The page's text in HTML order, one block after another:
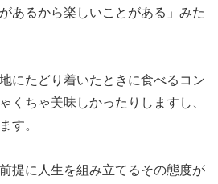
あるから楽しいことがある」みた
にたどり着いたときに食べるコン
くちゃ美味しかったりしますし、
す。
提に人生を組み立てるその態度が